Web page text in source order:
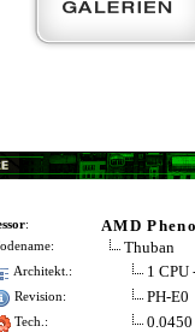
: AMD
Thuban
Architekt.: 1 CPU
Revision: PH-E0
Tech.: 0.0450